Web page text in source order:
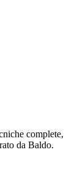
complete,
da Baldo.